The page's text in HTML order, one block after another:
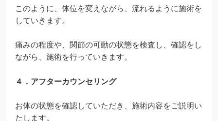
このように、体位を変えながら、流れるように施術を
していきます。
痛みの程度や、関節の可動の状態を検査し、確認をし
ながら、施術を行っていきます。
４．アフターカウンセリング
お体の状態を確認していただき、施術内容をご説明い
たします。